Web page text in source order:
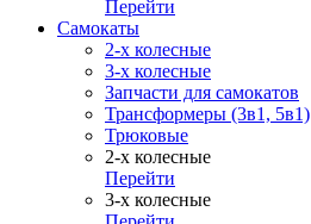
Перейти
Самокаты
2-х колесные
3-х колесные
Запчасти для самокатов
Трансформеры (3в1, 5в1)
Трюковые
2-х колесные
Перейти
3-х колесные